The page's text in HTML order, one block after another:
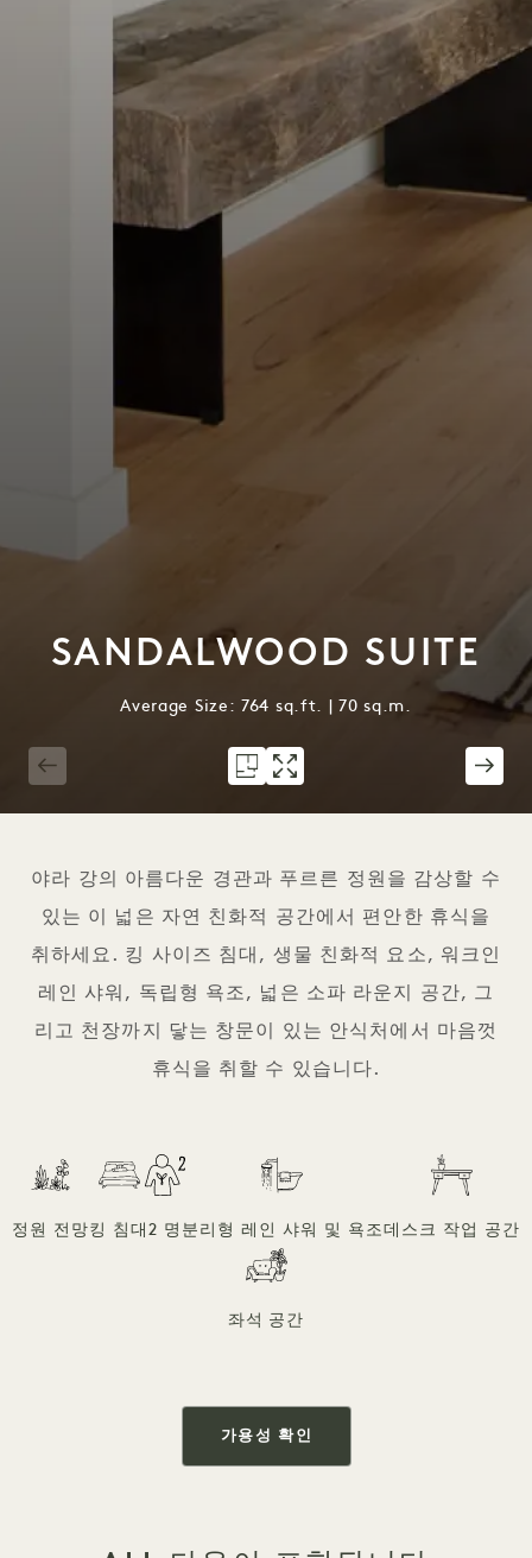
SANDALWOOD SUITE
Average Size: 764 sq.ft. | 70 sq.m.
야라 강의 아름다운 경관과 푸르른 정원을 감상할 수
있는 이 넓은 자연 친화적 공간에서 편안한 휴식을
취하세요. 킹 사이즈 침대, 생물 친화적 요소, 워크인
레인 샤워, 독립형 욕조, 넓은 소파 라운지 공간, 그
리고 천장까지 닿는 창문이 있는 안식처에서 마음껏
휴식을 취할 수 있습니다.
정원 전망킹 침대2 명 분리형 레인 샤워 및 욕조데스크 작업 공간
좌석 공간
가용성 확인